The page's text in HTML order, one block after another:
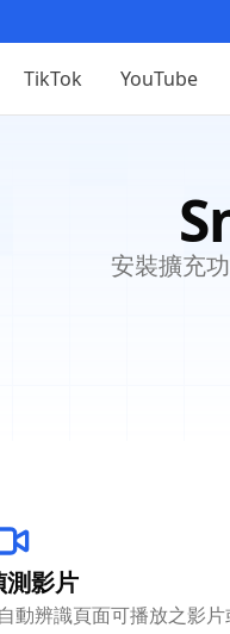
TikTok YouTube
安裝擴充
測影片
動辨識頁面可播放之影片